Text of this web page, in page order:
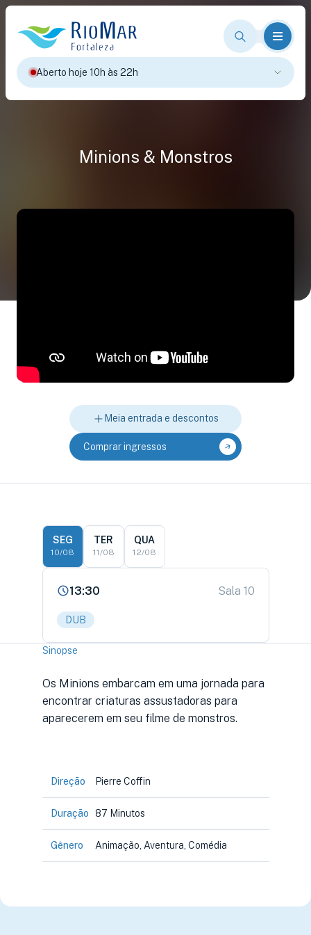
Aberto hoje 10h às 22h
Minions & Monstros
Meia entrada e descontos
Comprar ingressos
SEG
10/08
TER
11/08
QUA
12/08
13:30 Sala 10
DUB
Sinopse
Os Minions embarcam em uma jornada para
encontrar criaturas assustadoras para
aparecerem em seu filme de monstros.
Direção Pierre Coffin
Duração 87 Minutos
Gênero Animação, Aventura, Comédia